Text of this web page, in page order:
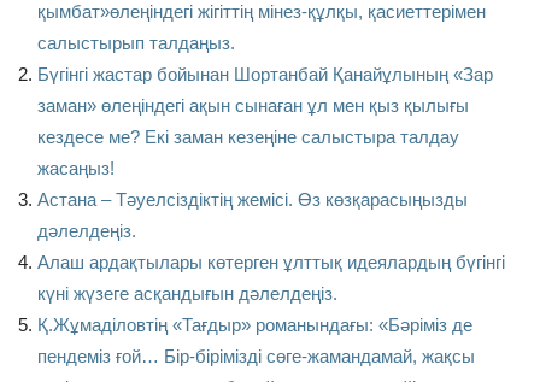
қымбат»өлеңіндегі жігіттің мінез-құлқы, қасиеттерімен
салыстырып талдаңыз.
Бүгінгі жастар бойынан Шортанбай Қанайұлының «Зар
заман» өлеңіндегі ақын сынаған ұл мен қыз қылығы
кездесе ме? Екі заман кезеңіне салыстыра талдау
жасаңыз!
Астана – Тәуелсіздіктің жемісі. Өз көзқарасыңызды
дәлелдеңіз.
Алаш ардақтылары көтерген ұлттық идеялардың бүгінгі
күні жүзеге асқандығын дәлелдеңіз.
Қ.Жұмаділовтің «Тағдыр» романындағы: «Бәріміз де
пендеміз ғой… Бір-бірімізді сөге-жамандамай, жақсы